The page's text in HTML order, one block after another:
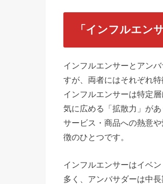
「インフルエン
インフルエンサーとアン
すが、両者にはそれぞれ特
インフルエンサーは特定
気に広める「拡散力」が
サービス・商品への熱意
徴のひとつです。
インフルエンサーはイベ
多く、アンバサダーは中